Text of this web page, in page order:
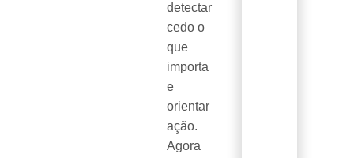
detectar
cedo o
que
importa
e
orientar
ação.
Agora